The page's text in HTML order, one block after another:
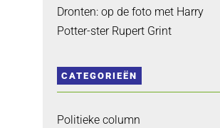
Dronten: op de foto met Harry
Potter-ster Rupert Grint
CATEGORIEËN
Politieke column